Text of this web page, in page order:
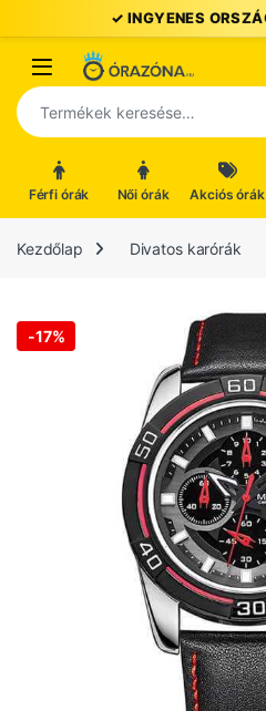
Ugrás a navigációhoz
Ugrás a tartalomhoz
Open
Keresés a következőre:
Férfi órák Női órák Akciós órák
Kezdőlap Divatos karórák
-17%